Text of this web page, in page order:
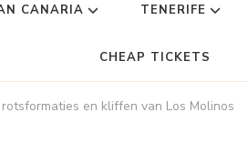
CANARIA TENERIFE
CHEAP TICKETS
en kliffen van Los Molinos